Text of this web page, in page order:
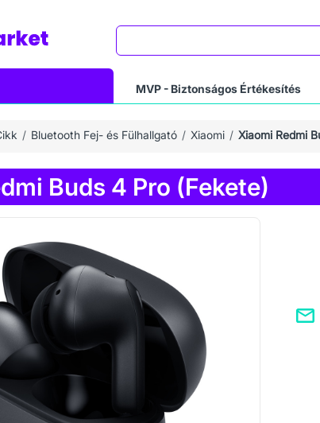
MVP - Biztonságos Értékesítés
Bluetooth Fej- és Fülhallgató Xiaomi Xiaomi Redmi
Buds 4 Pro (Fekete)